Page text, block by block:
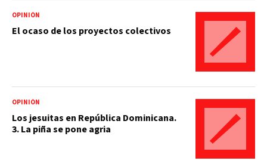
OPINIÓN
El ocaso de los proyectos colectivos
OPINIÓN
Los jesuitas en República Dominicana.
3. La piña se pone agria